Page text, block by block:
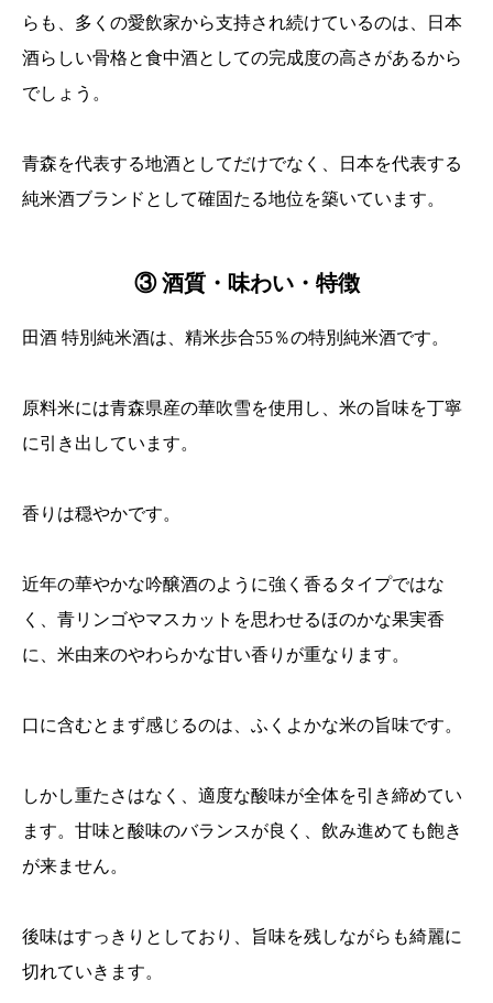
らも、多くの愛飲家から支持され続けているのは、日本
酒らしい骨格と食中酒としての完成度の高さがあるから
でしょう。
青森を代表する地酒としてだけでなく、日本を代表する
純米酒ブランドとして確固たる地位を築いています。
③ 酒質・味わい・特徴
田酒 特別純米酒は、精米歩合55％の特別純米酒です。
原料米には青森県産の華吹雪を使用し、米の旨味を丁寧
に引き出しています。
香りは穏やかです。
近年の華やかな吟醸酒のように強く香るタイプではな
く、青リンゴやマスカットを思わせるほのかな果実香
に、米由来のやわらかな甘い香りが重なります。
口に含むとまず感じるのは、ふくよかな米の旨味です。
しかし重たさはなく、適度な酸味が全体を引き締めてい
ます。甘味と酸味のバランスが良く、飲み進めても飽き
が来ません。
後味はすっきりとしており、旨味を残しながらも綺麗に
切れていきます。